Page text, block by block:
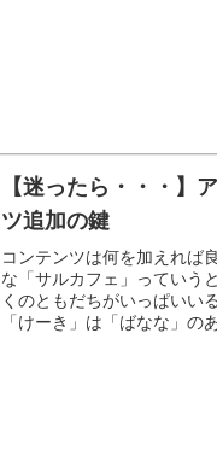
【迷ったら・・・】
ツ追加の鍵
コンテンツは何を加えれば
な「サルカフェ」っていう
くのともだちがいっぱいい
「けーき」は「ばなな」の